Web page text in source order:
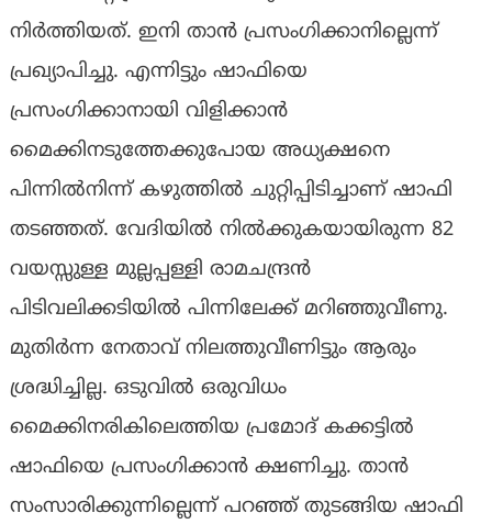
നിർത്തിയത്‌. ഇനി താൻ പ്രസംഗിക്കാനില്ലെന്ന്‌
പ്രഖ്യാപിച്ചു. എന്നിട്ടും ഷാഫിയെ
പ്രസംഗിക്കാനായി വിളിക്കാൻ
മൈക്കിനടുത്തേക്കുപോയ അധ്യക്ഷനെ
പിന്നിൽനിന്ന്‌ കഴുത്തിൽ ചുറ്റിപ്പിടിച്ചാണ്‌ ഷാഫി
തടഞ്ഞത്‌. വേദിയിൽ നിൽക്കുകയായിരുന്ന 82
വയസ്സുള്ള മുല്ലപ്പള്ളി രാമചന്ദ്രൻ
പിടിവലിക്കടിയിൽ പിന്നിലേക്ക്‌ മറിഞ്ഞുവീണു.
മുതിർന്ന നേതാവ്‌ നിലത്തുവീണിട്ടും ആരും
ശ്രദ്ധിച്ചില്ല. ഒടുവിൽ ഒരുവിധം
മൈക്കിനരികിലെത്തിയ പ്രമോദ്‌ കക്കട്ടിൽ
ഷാഫിയെ പ്രസംഗിക്കാൻ ക്ഷണിച്ചു. താൻ
സംസാരിക്കുന്നില്ലെന്ന്‌ പറഞ്ഞ്‌ തുടങ്ങിയ ഷാഫി